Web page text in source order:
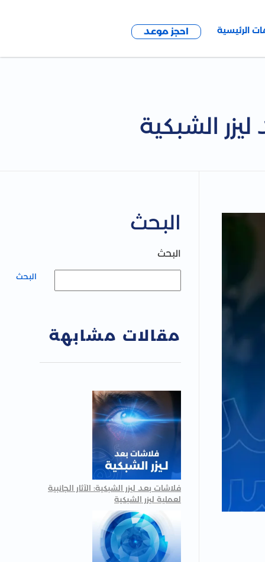
الرئيسية احجز موعد
ليزر الشبكية
البحث
البحث
البحث
مقالات مشابهة
فلاشات بعد ليزر الشبكية: الآثار الجانبية
لعملية ليزر الشبكية